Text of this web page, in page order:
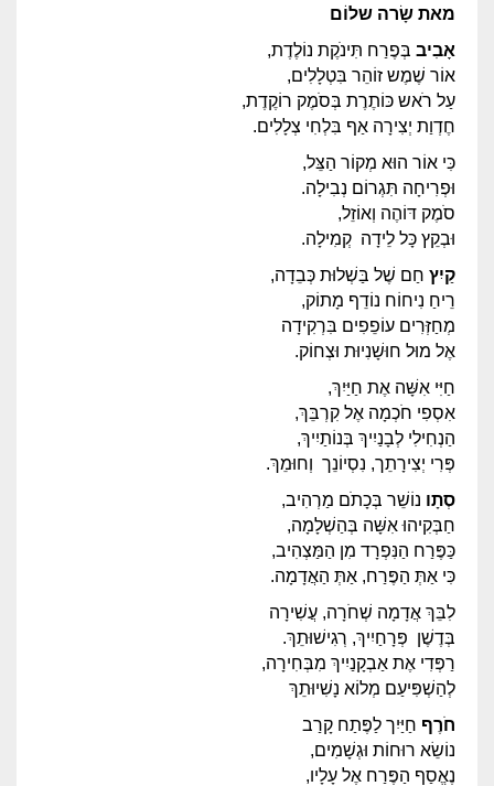
מאת שָׂרה שלוֹם
אָבִיב בְּפֶרַח תִּינֹקֶת נוֹלֶדֶת,
אוֹר שֶׁמֶש זוֹהֵר בִּטְלָלִים,
עַל רֹאש כּוֹתֶרֶת בְּסֹמֶק רוֹקֶדֶת,
חֶדְוַת יְצִירָה אַף בִּלְחִי צְלָלִים.
כִּי אוֹר הוּא מְקוֹר הַצֵּל,
וּפְרִיחָה תִּגְרוֹם נְבִילָה.
סֹמֶק דּוֹהֶה וְאוֹזֵל,
וּבְקֵץ כָּל לֵידָה קְמִילָה.
קַיִץ חַם שֶׁל בַּשְׁלוּת כְּבֵדָה,
רֵיחַ נִיחוֹח נוֹדֵף מָתוֹק,
מְחַזְּרִים עוֹפֵפִים בִּרְקִידָה
אֶל מוּל חוּשָׁנִיוּת וּצְחוֹק.
חַיִּי אִשָּׁה אֶת חַיַּיִךְ,
אִסְפִי חֹכְמָה אֶל קִרְבֵּךְ,
הַנְחִילִי לְבָנַיִיךְ בְּנוֹתַיִיךְ,
פְּרִי יְצִירָתֵך, נִסְיוֹנֵך וְחוּמֵךְ.
סְתָו נוֹשֵׁר בְּכָתֹם מַרְהִיב,
חַבְּקִיהוּ אִשָּׁה בְּהַשְׁלָמָה,
כַּפֶּרַח הַנִּפְרָד מִן הַמַּצְהִיב,
כִּי אַתְּ הַפֶּרַח, אַתְּ הַאֲדָמָה.
לִבֵּךְ אֲדָמָה שְׁחֹרָה, עֲשִׁירָה
בְּדֶשֶׁן פְּרָחַיִיךְ, רְגִישׁוּתֵךְ.
רַפְּדִי אֶת אַבְקָנַיִיךְ מִבְּחִירָה,
לְהַשְׁפִּיעַם מְלוֹא נָשִׁיוּתֵךְ
חֹרֶף חַיַּיִך לַפֶּתַח קָרַב
נוֹשֵׂא רוּחוֹת וּגְשָׁמִים,
נֶאֱסַף הַפֶּרַח אֶל עָלָיו,